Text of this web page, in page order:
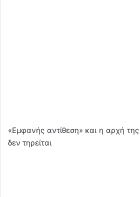
«Εμφανής αντίθεση» και η αρχή
δεν τηρείται